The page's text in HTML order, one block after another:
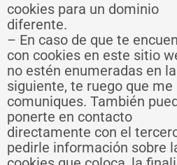
cookies para un dominio
diferente.
– En caso de que te
con cookies en este sitio
no estén enumeradas en
siguiente, te ruego que me
comuniques. También
ponerte en contacto
directamente con el
pedirle información sobre